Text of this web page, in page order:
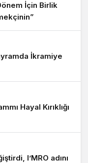
İçin Birlik
İkramiye
Hayal Kırıklığı
I’MRO adını